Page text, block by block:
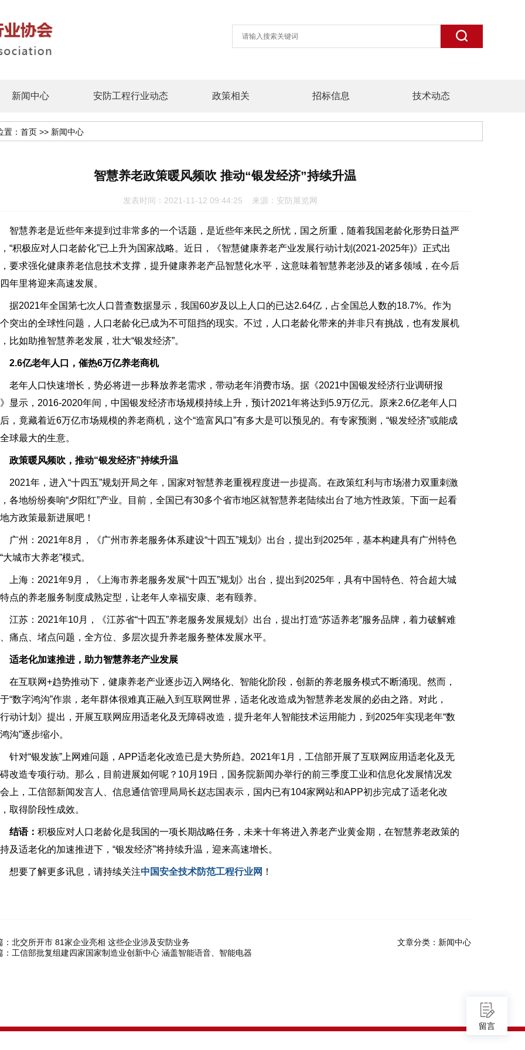
新闻中心 安防工程行业动态 政策相关 招标信息 技术动态
留言
置： 首页 >> 新闻中心
智慧养老政策暖风频吹 推动“银发经济”持续升温
发表时间：2021-11-12 09:44:25 来源：安防展览网
慧养老是近些年来提到过非常多的一个话题，是近些年来民之所忧，国之所重，随着我国老龄化形势日益严
“积极应对人口老龄化”已上升为国家战略。近日，《智慧健康养老产业发展行动计划(2021-2025年)》正式出
要求强化健康养老信息技术支撑，提升健康养老产品智慧化水平，这意味着智慧养老涉及的诸多领域，在今后
年里将迎来高速发展。
2021年全国第七次人口普查数据显示，我国60岁及以上人口的已达2.64亿，占全国总人数的18.7%。作为
突出的全球性问题，人口老龄化已成为不可阻挡的现实。不过，人口老龄化带来的并非只有挑战，也有发展机
比如助推智慧养老发展，壮大“银发经济”。
2.6亿老年人口，催热6万亿养老商机
年人口快速增长，势必将进一步释放养老需求，带动老年消费市场。据《2021中国银发经济行业调研报
显示，2016-2020年间，中国银发经济市场规模持续上升，预计2021年将达到5.9万亿元。原来2.6亿老年人口
，竟藏着近6万亿市场规模的养老商机，这个“造富风口”有多大是可以预见的。有专家预测，“银发经济”或能成
球最大的生意。
政策暖风频吹，推动“银发经济”持续升温
年，进入“十四五”规划开局之年，国家对智慧养老重视程度进一步提高。在政策红利与市场潜力双重刺激
各地纷纷奏响“夕阳红”产业。目前，全国已有30多个省市地区就智慧养老陆续出台了地方性政策。下面一起看
方政策最新进展吧！
州：2021年8月，《广州市养老服务体系建设“十四五”规划》出台，提出到2025年，基本构建具有广州特色
大城市大养老”模式。
海：2021年9月，《上海市养老服务发展“十四五”规划》出台，提出到2025年，具有中国特色、符合超大城
点的养老服务制度成熟定型，让老年人幸福安康、老有颐养。
苏：2021年10月，《江苏省“十四五”养老服务发展规划》出台，提出打造“苏适养老”服务品牌，着力破解难
痛点、堵点问题，全方位、多层次提升养老服务整体发展水平。
适老化加速推进，助力智慧养老产业发展
互联网+趋势推动下，健康养老产业逐步迈入网络化、智能化阶段，创新的养老服务模式不断涌现。然而，
“数字鸿沟”作祟，老年群体很难真正融入到互联网世界，适老化改造成为智慧养老发展的必由之路。对此，
行动计划》提出，开展互联网应用适老化及无障碍改造，提升老年人智能技术运用能力，到2025年实现老年“数
沟”逐步缩小。
对“银发族”上网难问题，APP适老化改造已是大势所趋。2021年1月，工信部开展了互联网应用适老化及无
改造专项行动。那么，目前进展如何呢？10月19日，国务院新闻办举行的前三季度工业和信息化发展情况发
上，工信部新闻发言人、信息通信管理局局长赵志国表示，国内已有104家网站和APP初步完成了适老化改
取得阶段性成效。
结语： 积极应对人口老龄化是我国的一项长期战略任务，未来十年将进入养老产业黄金期，在智慧养老政策的
及适老化的加速推进下，“银发经济”将持续升温，迎来高速增长。
要了解更多讯息，请持续关注中国安全技术防范工程行业网 ！
文章分类： 新闻中心
北交所开市 81家企业亮相 这些企业涉及安防业务
： 工信部批复组建四家国家制造业创新中心 涵盖智能语音、智能电器